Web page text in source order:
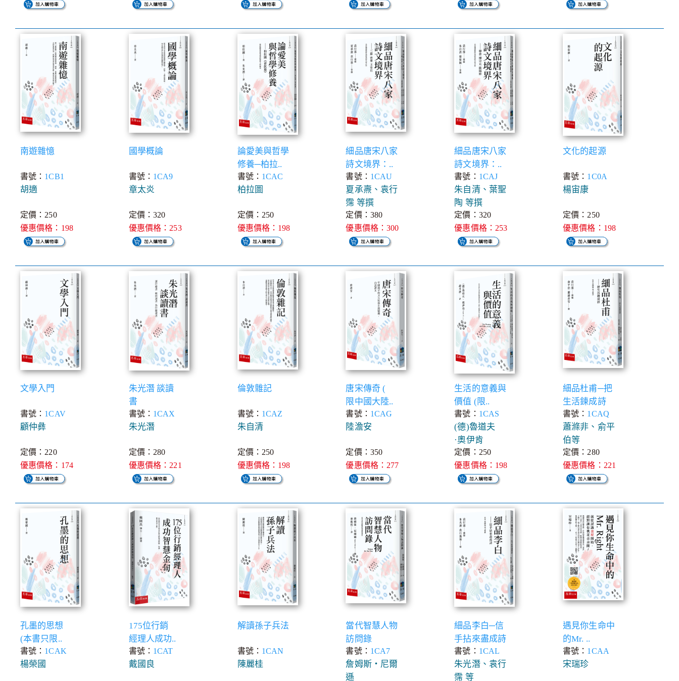
南遊雜憶
書號： 1CB1
胡適
定價：250
優惠價格：198
國學概論
書號： 1CA9
章太炎
定價：320
優惠價格：253
論愛美與哲學
修養─柏拉..
書號： 1CAC
柏拉圖
定價：250
優惠價格：198
細品唐宋八家
詩文境界：..
書號： 1CAU
夏承燾、袁行
霈 等撰
定價：380
優惠價格：300
細品唐宋八家
詩文境界：..
書號： 1CAJ
朱自清、葉聖
陶 等撰
定價：320
優惠價格：253
文化的起源
書號： 1C0A
楊宙康
定價：250
優惠價格：198
文學入門
書號： 1CAV
顧仲彝
定價：220
優惠價格：174
朱光潛 談讀
書
書號： 1CAX
朱光潛
定價：280
優惠價格：221
倫敦雜記
書號： 1CAZ
朱自清
定價：250
優惠價格：198
唐宋傳奇 (
限中國大陸..
書號： 1CAG
陸澹安
定價：350
優惠價格：277
生活的意義與
價值 (限..
書號： 1CAS
(德)魯道夫
·奧伊肯
定價：250
優惠價格：198
細品杜甫─把
生活鍊成詩
書號： 1CAQ
蕭滌非、俞平
伯等
定價：280
優惠價格：221
孔墨的思想
(本書只限..
書號： 1CAK
楊榮國
175位行銷
經理人成功..
書號： 1CAT
戴國良
解讀孫子兵法
書號： 1CAN
陳麗桂
當代智慧人物
訪問錄
書號： 1CA7
詹姆斯‧尼爾
遜
細品李白─信
手拈來盡成詩
書號： 1CAL
朱光潛、袁行
霈 等
遇見你生命中
的Mr. ..
書號： 1CAA
宋瑞珍